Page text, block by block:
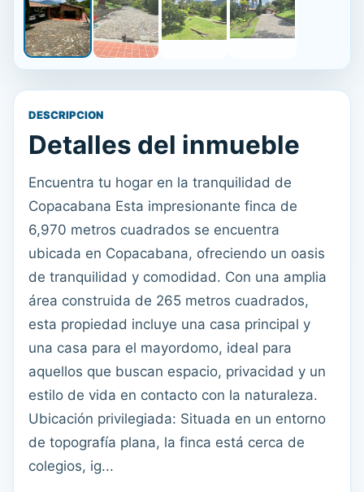
DESCRIPCION
Detalles del inmueble
Encuentra tu hogar en la tranquilidad de
Copacabana Esta impresionante finca de
6,970 metros cuadrados se encuentra
ubicada en Copacabana, ofreciendo un oasis
de tranquilidad y comodidad. Con una amplia
área construida de 265 metros cuadrados,
esta propiedad incluye una casa principal y
una casa para el mayordomo, ideal para
aquellos que buscan espacio, privacidad y un
estilo de vida en contacto con la naturaleza.
Ubicación privilegiada: Situada en un entorno
de topografía plana, la finca está cerca de
colegios, ig...